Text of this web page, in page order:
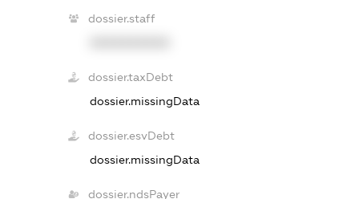
dossier.staff
dossier.taxDebt
dossier.missingData
dossier.esvDebt
dossier.missingData
dossier.ndsPayer